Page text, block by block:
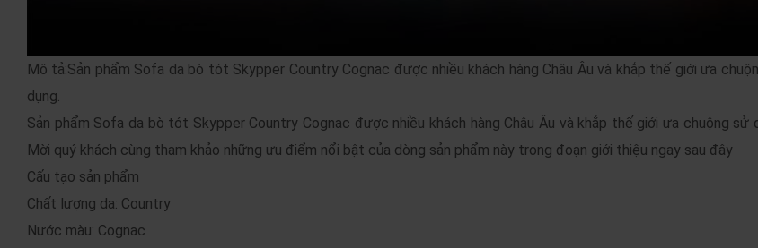
Mô tả:Sản phẩm Sofa da bò tót Skypper Country Cognac được nhiều khách hàng Châu Âu và khắp thế giới ưa
dụng.
Sản phẩm Sofa da bò tót Skypper Country Cognac được nhiều khách hàng Châu Âu và khắp thế giới ưa chuộng sử
Mời quý khách cùng tham khảo những ưu điểm nổi bật của dòng sản phẩm này trong đoạn giới thiệu ngay sau đây
Cấu tạo sản phẩm
Chất lượng da: Country
Nước màu: Cognac